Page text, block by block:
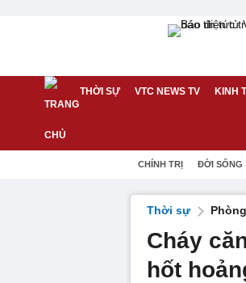
THỜI SỰ VTC NEWS TV KINH
CHÍNH TRỊ ĐỜI SỐNG
Thời sự
Cháy
hốt